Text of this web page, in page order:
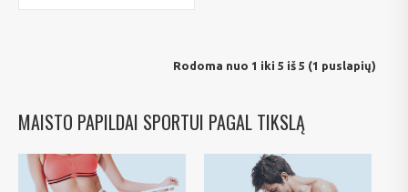
Rodoma nuo 1 iki 5 iš 5 (1 puslapių)
MAISTO PAPILDAI SPORTUI PAGAL TIKSLĄ